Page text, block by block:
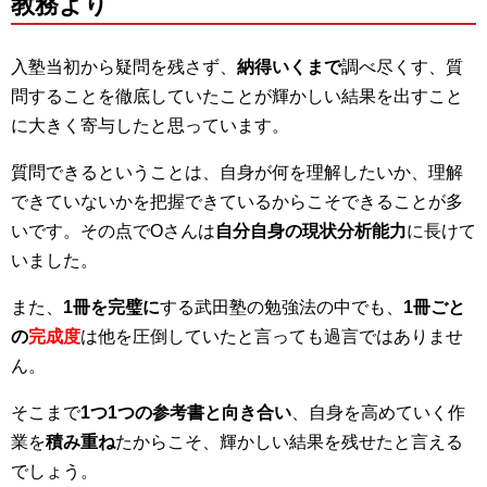
入塾当初から疑問を残さず、 納得いくまで調べ尽くす、質
問することを徹底していたことが輝かしい結果を出すこと
に大きく寄与したと思っています。
質問できるということは、自身が何を理解したいか、理解
できていないかを把握できているからこそできることが多
いです。その点でOさんは自分自身の現状分析能力に長けて
いました。
また、 1冊を完璧にする武田塾の勉強法の中でも、 1冊ごと
の完成度は他を圧倒していたと言っても過言ではありませ
ん。
そこまで1つ1つの参考書と向き合い 、自身を高めていく作
業を積み重ねたからこそ、輝かしい結果を残せたと言える
でしょう。